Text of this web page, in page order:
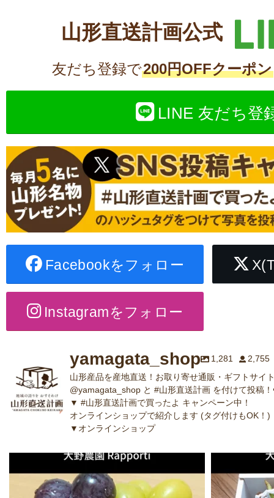
山形直送計画公式
友だち登録で200円OFFクーポン
LINE 友だち登
Facebookをフォロー
Instagramをフォロー
yamagata_shop 1,281
2,755
山形産品を産地直送！お取り寄せ通販・ギフトサイ
@yamagata_shop と #山形直送計画 を付けて投稿
▼ #山形直送計画で買ったよ キャンペーン中！
オンラインショップで紹介します (タグ付けもOK！)
▼オンラインショップ